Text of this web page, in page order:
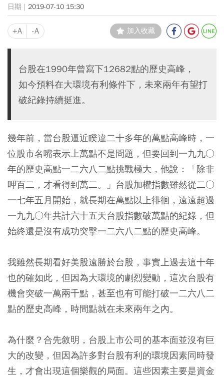
2019-07-10 15:30
+A -A 加入收藏
台股在1990年曾寫下12682點的歷史高峰，
如今預料在大環境有利條件下，未來兩年有望打
破紀錄持續挺進。
幾年前，當台股逼近睽違二十多年的萬點高峰時，一
位股市名嘴表示上萬點不是問題，但要回到一九九○
年的歷史高點一二六八二點挑戰極大，他說：「除非
呷百二，才看得到萬二。」台股加權指數雖然從二○
一七年五月開始，就長期在萬點以上徘徊，遠遠超過
一九九○年共計六十五天台股指數破萬點的紀錄，但
始終還是沒有成功突擊一二六八二點的歷史高峰。
我雖然長期看好美股遠勝於台股，事實上過去這十年
也的確如此，但因為大環境的劇烈變動，這次台股有
機會突破一萬兩千點，甚至也有可能打破一二六八二
點的歷史高峰，時間點就在未來兩年之內。
為什麼？合先敘明，台股上市公司的基本面並沒有巨
大的改變，但因為許多對台股有利的環境因素同時發
生，才會出現這個樂觀的局面。這些因素主要是資金